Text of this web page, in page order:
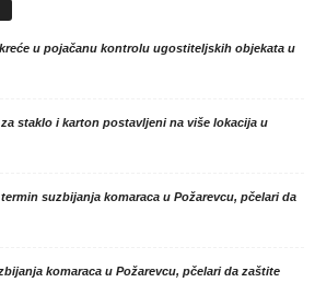
u pojačanu kontrolu ugostiteljskih objekata u
staklo i karton postavljeni na više lokacija u
suzbijanja komaraca u Požarevcu, pčelari da
komaraca u Požarevcu, pčelari da zaštite